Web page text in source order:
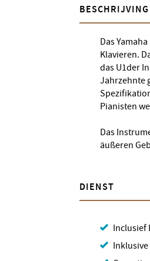
BESCHRIJVING
Das
Klavieren.
das U1der
Jahrzehnte
Pianisten
Das
äußeren
DIENST
Inclusief